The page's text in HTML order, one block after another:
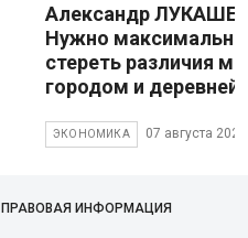
Александр
Нужно максимально
стереть различия
городом и деревней
ЭКОНОМИКА 07 августа 2026
ПРАВОВАЯ ИНФОРМАЦИЯ